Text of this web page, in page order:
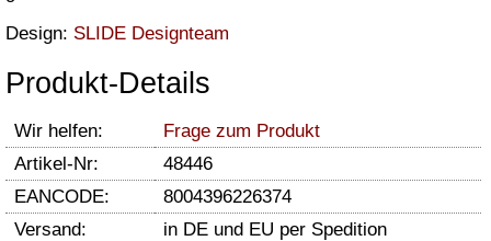
Design: SLIDE Designteam
Produkt-Details
Wir helfen:
Frage zum Produkt
Artikel-Nr:
48446
EANCODE:
8004396226374
Versand:
in DE und EU per Spedition